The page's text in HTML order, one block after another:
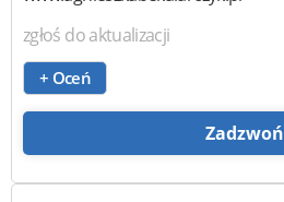
zgłoś do aktualizacji
+ Oceń
Zadzwoń